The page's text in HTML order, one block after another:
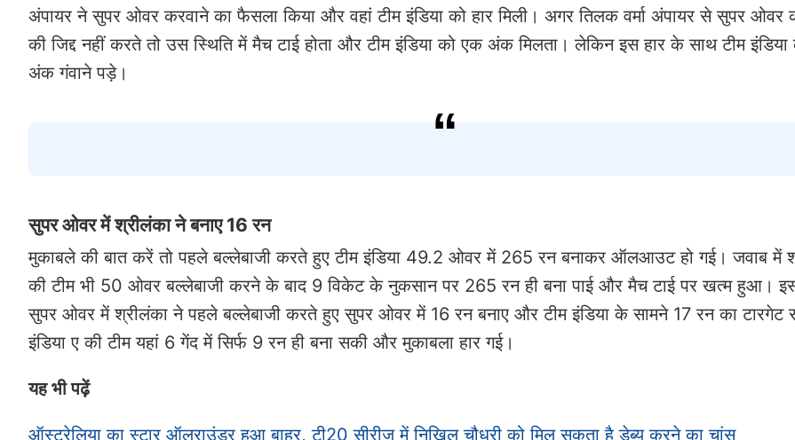
अंपायर ने सुपर ओवर करवाने का फैसला किया और वहां टीम इंडिया को हार मिली। अगर तिलक वर्मा अंपायर से सुपर ओवर
की जिद्द नहीं करते तो उस स्थिति में मैच टाई होता और टीम इंडिया को एक अंक मिलता। लेकिन इस हार के साथ टीम इंडिया
अंक गंवाने पड़े।
सुपर ओवर में श्रीलंका ने बनाए 16 रन
मुकाबले की बात करें तो पहले बल्लेबाजी करते हुए टीम इंडिया 49.2 ओवर में 265 रन बनाकर ऑलआउट हो गई। जवाब में
की टीम भी 50 ओवर बल्लेबाजी करने के बाद 9 विकेट के नुकसान पर 265 रन ही बना पाई और मैच टाई पर खत्म हुआ।
सुपर ओवर में श्रीलंका ने पहले बल्लेबाजी करते हुए सुपर ओवर में 16 रन बनाए और टीम इंडिया के सामने 17 रन का टारगेट
इंडिया ए की टीम यहां 6 गेंद में सिर्फ 9 रन ही बना सकी और मुकाबला हार गई।
यह भी पढ़ें
ऑस्ट्रेलिया का स्टार ऑलराउंडर हुआ बाहर, टी20 सीरीज में निखिल चौधरी को मिल सकता है डेब्यू करने का चांस